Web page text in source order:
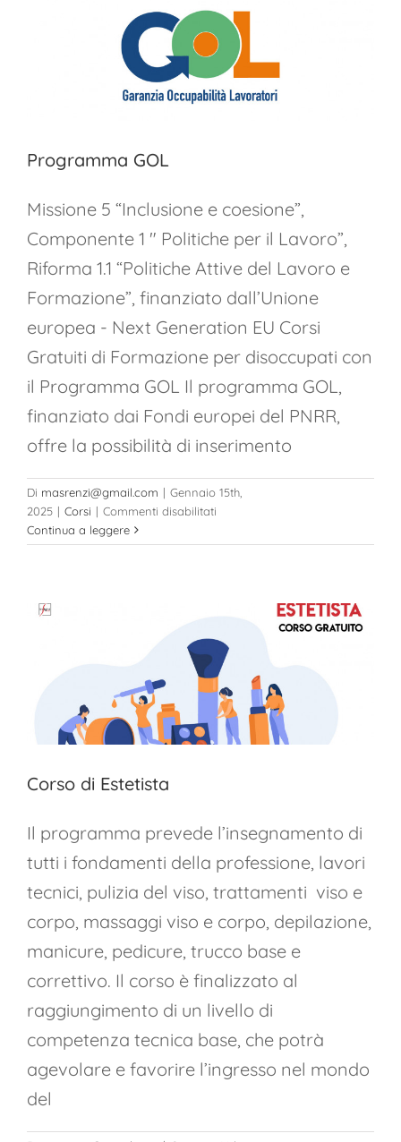
Programma GOL
Missione 5 “Inclusione e coesione”,
Componente 1 " Politiche per il Lavoro”,
Riforma 1.1 “Politiche Attive del Lavoro e
Formazione”, finanziato dall’Unione
europea - Next Generation EU Corsi
Gratuiti di Formazione per disoccupati con
il Programma GOL Il programma GOL,
finanziato dai Fondi europei del PNRR,
offre la possibilità di inserimento
Di masrenzi@gmail.com | Gennaio 15th,
2025 | Corsi | Commenti disabilitati
GOL
Continua a leggere
Corso di Estetista
Il programma prevede l’insegnamento di
tutti i fondamenti della professione, lavori
tecnici, pulizia del viso, trattamenti viso e
corpo, massaggi viso e corpo, depilazione,
manicure, pedicure, trucco base e
correttivo. Il corso è finalizzato al
raggiungimento di un livello di
competenza tecnica base, che potrà
agevolare e favorire l’ingresso nel mondo
del